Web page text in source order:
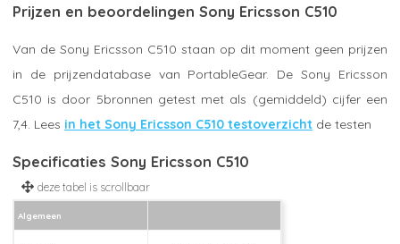
Prijzen en beoordelingen Sony Ericsson C510
Van de Sony Ericsson C510 staan op dit moment geen prijzen
in de prijzendatabase van PortableGear. De Sony Ericsson
C510 is door 5bronnen getest met als (gemiddeld) cijfer een
7,4. Lees in het Sony Ericsson C510 testoverzicht de testen
Specificaties Sony Ericsson C510
Algemeen